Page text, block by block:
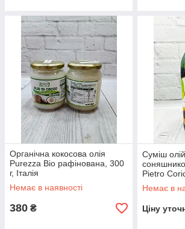
Органічна кокосова олія
Purezza Bio рафінована, 300
г, Італія
Немає в наявності
380 ₴
Суміш
Pietro
Оmega 6
Немає в
Ціну